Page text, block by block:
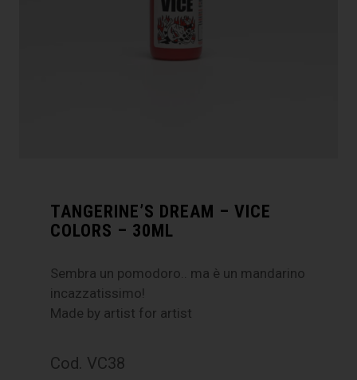
TANGERINE’S DREAM – VICE
COLORS – 30ML
Sembra un pomodoro.. ma è un mandarino
incazzatissimo!
Made by artist for artist
Cod. VC38